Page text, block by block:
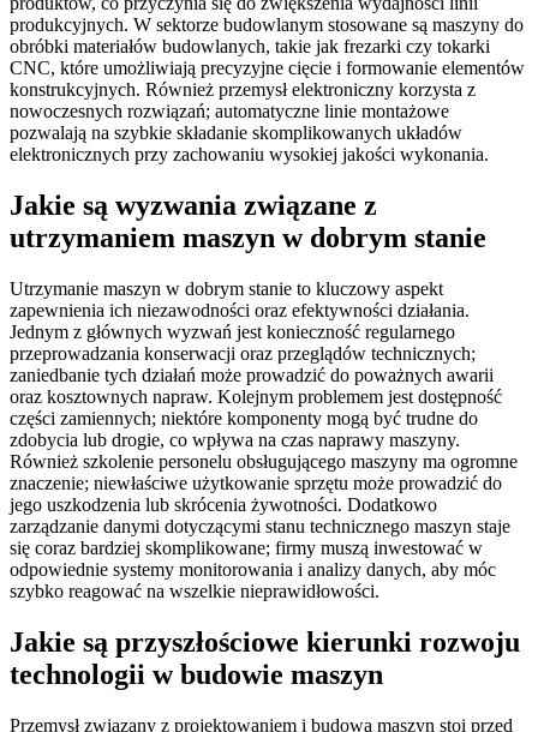
produkcyjnych. W sektorze budowlanym stosowane są maszyny do
obróbki materiałów budowlanych, takie jak frezarki czy tokarki
CNC, które umożliwiają precyzyjne cięcie i formowanie elementów
konstrukcyjnych. Również przemysł elektroniczny korzysta z
nowoczesnych rozwiązań; automatyczne linie montażowe
pozwalają na szybkie składanie skomplikowanych układów
elektronicznych przy zachowaniu wysokiej jakości wykonania.
Jakie są wyzwania związane z
utrzymaniem maszyn w dobrym stanie
Utrzymanie maszyn w dobrym stanie to kluczowy aspekt
zapewnienia ich niezawodności oraz efektywności działania.
Jednym z głównych wyzwań jest konieczność regularnego
przeprowadzania konserwacji oraz przeglądów technicznych;
zaniedbanie tych działań może prowadzić do poważnych awarii
oraz kosztownych napraw. Kolejnym problemem jest dostępność
części zamiennych; niektóre komponenty mogą być trudne do
zdobycia lub drogie, co wpływa na czas naprawy maszyny.
Również szkolenie personelu obsługującego maszyny ma ogromne
znaczenie; niewłaściwe użytkowanie sprzętu może prowadzić do
jego uszkodzenia lub skrócenia żywotności. Dodatkowo
zarządzanie danymi dotyczącymi stanu technicznego maszyn staje
się coraz bardziej skomplikowane; firmy muszą inwestować w
odpowiednie systemy monitorowania i analizy danych, aby móc
szybko reagować na wszelkie nieprawidłowości.
Jakie są przyszłościowe kierunki rozwoju
technologii w budowie maszyn
Przemysł związany z projektowaniem i budową maszyn stoi przed